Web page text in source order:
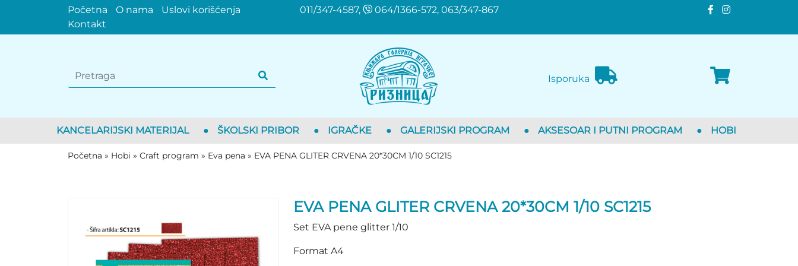
Početna O nama
Uslovi korišćenja
Kontakt
011/347-4587, 064/1366-572, 063/347-867
Isporuka
KANCELARIJSKI MATERIJAL ● ŠKOLSKI PRIBOR ● IGRAČKE ● GALERIJSKI PROGRAM ● AKSESOAR I PUTNI PROGRAM ● HOBI
Početna » Hobi » Craft program » Eva pena » EVA PENA GLITER CRVENA 20*30CM 1/10 SC1215
EVA PENA GLITER CRVENA 20*30CM 1/10 SC1215
Set EVA pene glitter 1/10
Format A4